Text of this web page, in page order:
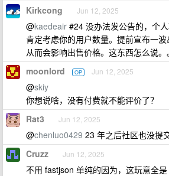
Kirkcong Jun 12, 2025
@kaedeair #24 没办法发公告的，个
肯定考虑你的用户数量。提前宣布一波
从而会影响出售价格。这东西怎么说。
moonlord OP Jun 12, 2025
@skiy
你想说啥，没有付费就不能评价了？
Rat3 Jun 12, 2025
@chenluo0429 23 年之后社区也没提
Cruzz Jun 12, 2025
不用 fastjson 单纯的因为，这玩意全